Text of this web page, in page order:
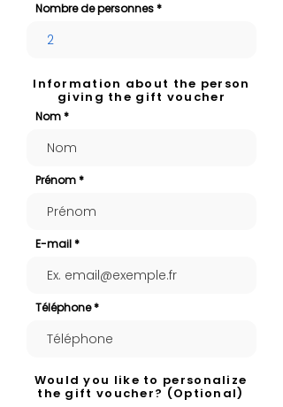
Nombre de personnes
Information about the person
giving the gift voucher
Nom
Prénom
E-mail
Téléphone
Would you like to personalize
the gift voucher? (Optional)